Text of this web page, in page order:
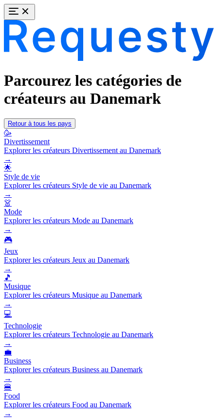
Parcourez les catégories de
créateurs au Danemark
Retour à tous les pays
🥳
Divertissement
Explorer les créateurs Divertissement au Danemark
→
🌟
Style de vie
Explorer les créateurs Style de vie au Danemark
→
👗
Mode
Explorer les créateurs Mode au Danemark
→
🎮
Jeux
Explorer les créateurs Jeux au Danemark
→
🎵
Musique
Explorer les créateurs Musique au Danemark
→
💻
Technologie
Explorer les créateurs Technologie au Danemark
→
💼
Business
Explorer les créateurs Business au Danemark
→
🍔
Food
Explorer les créateurs Food au Danemark
→